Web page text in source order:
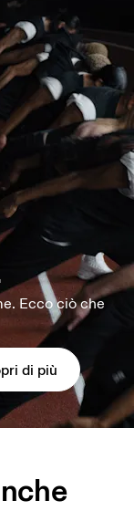
Ecco ciò che
di più